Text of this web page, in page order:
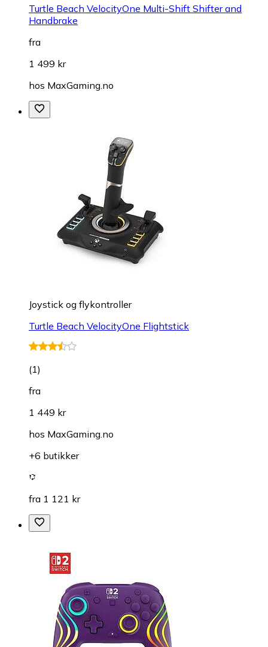
Turtle Beach VelocityOne Multi-Shift Shifter and
Handbrake
fra
1 499 kr
hos MaxGaming.no
Joystick og flykontroller
Turtle Beach VelocityOne Flightstick
(1)
fra
1 449 kr
hos MaxGaming.no
+6 butikker
fra 1 121 kr